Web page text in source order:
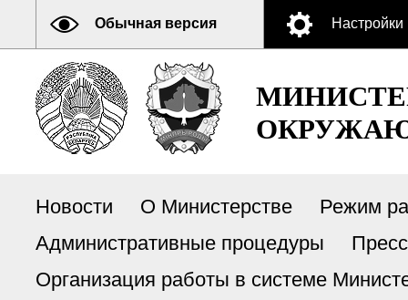
Обычная версия Настройки
Новости О Министерстве
Режим
Административные процедуры
Организация работы в системе